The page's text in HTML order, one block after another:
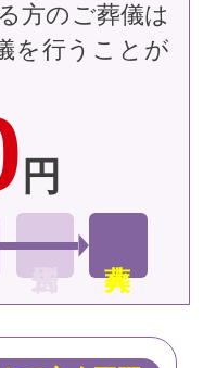
円
方のご葬儀は
を行うことが